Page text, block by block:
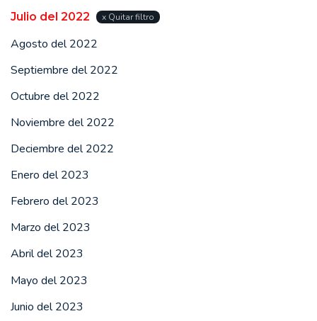
Julio del 2022 x Quitar filtro
Agosto del 2022
Septiembre del 2022
Octubre del 2022
Noviembre del 2022
Deciembre del 2022
Enero del 2023
Febrero del 2023
Marzo del 2023
Abril del 2023
Mayo del 2023
Junio del 2023